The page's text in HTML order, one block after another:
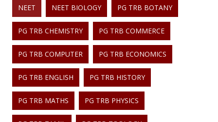
NEET NEET BIOLOGY PG TRB BOTANY
PG TRB CHEMISTRY PG TRB COMMERCE
PG TRB COMPUTER PG TRB ECONOMICS
PG TRB ENGLISH PG TRB HISTORY
PG TRB MATHS PG TRB PHYSICS